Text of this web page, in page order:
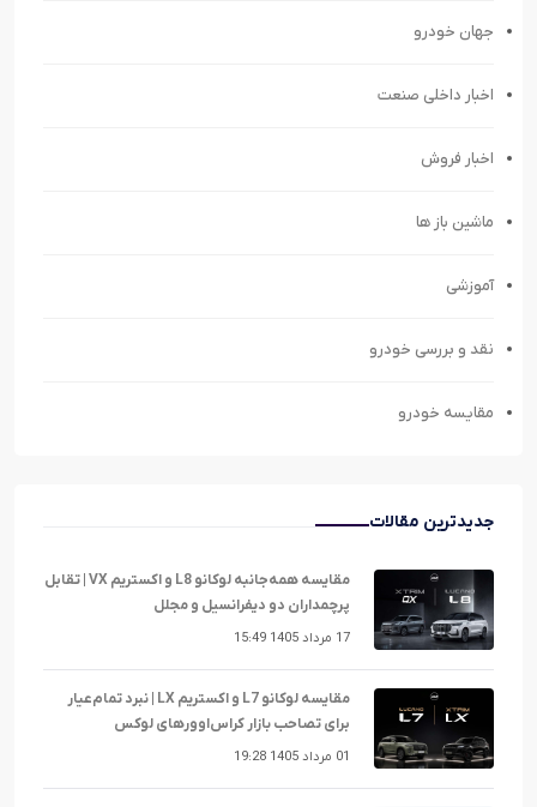
جهان خودرو
اخبار داخلی صنعت
اخبار فروش
ماشین باز ها
آموزشی
نقد و بررسی خودرو
مقایسه خودرو
جدیدترین مقالات
مقایسه همه‌جانبه لوکانو L8 و اکستریم VX | تقابل
پرچمداران دو دیفرانسیل و مجلل
17 مرداد 1405 15:49
مقایسه لوکانو L7 و اکستریم LX | نبرد تمام‌عیار
برای تصاحب بازار کراس‌اوورهای لوکس
01 مرداد 1405 19:28